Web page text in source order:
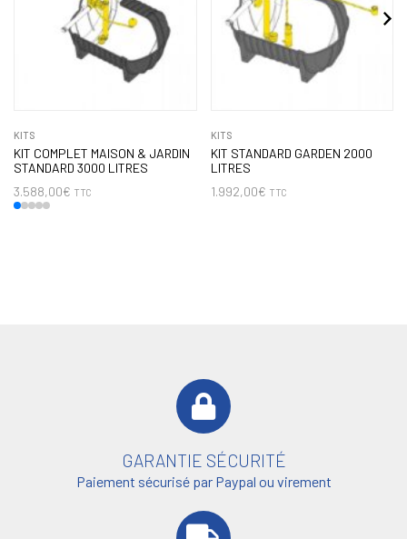
KITS
KIT COMPLET MAISON & JARDIN
STANDARD 3000 LITRES
3.588,00€ TTC
KITS
KIT STANDARD GARDEN 2000
LITRES
1.992,00€ TTC
GARANTIE SÉCURITÉ
Paiement sécurisé par Paypal ou virement